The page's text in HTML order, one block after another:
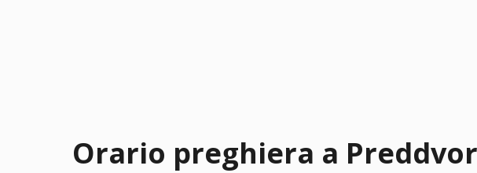
Orario preghiera a Preddvor